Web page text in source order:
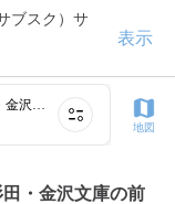
ブスク）サ
表示
地図
・金沢文庫の前